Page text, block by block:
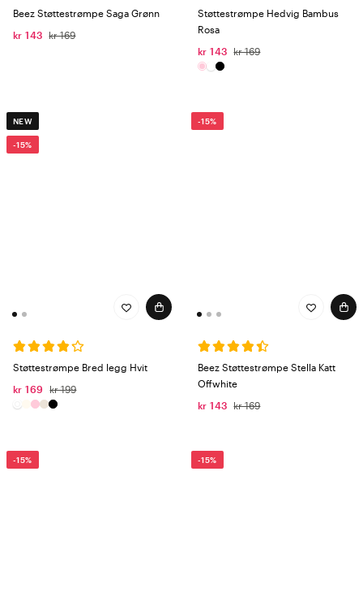
Beez Støttestrømpe Saga Grønn
kr 143
kr 169
Støttestrømpe Hedvig Bambus
Rosa
kr 143
kr 169
NEW
-15%
Støttestrømpe Bred legg Hvit
kr 169
kr 199
-15%
Beez Støttestrømpe Stella Katt
Offwhite
kr 143
kr 169
-15% -15%